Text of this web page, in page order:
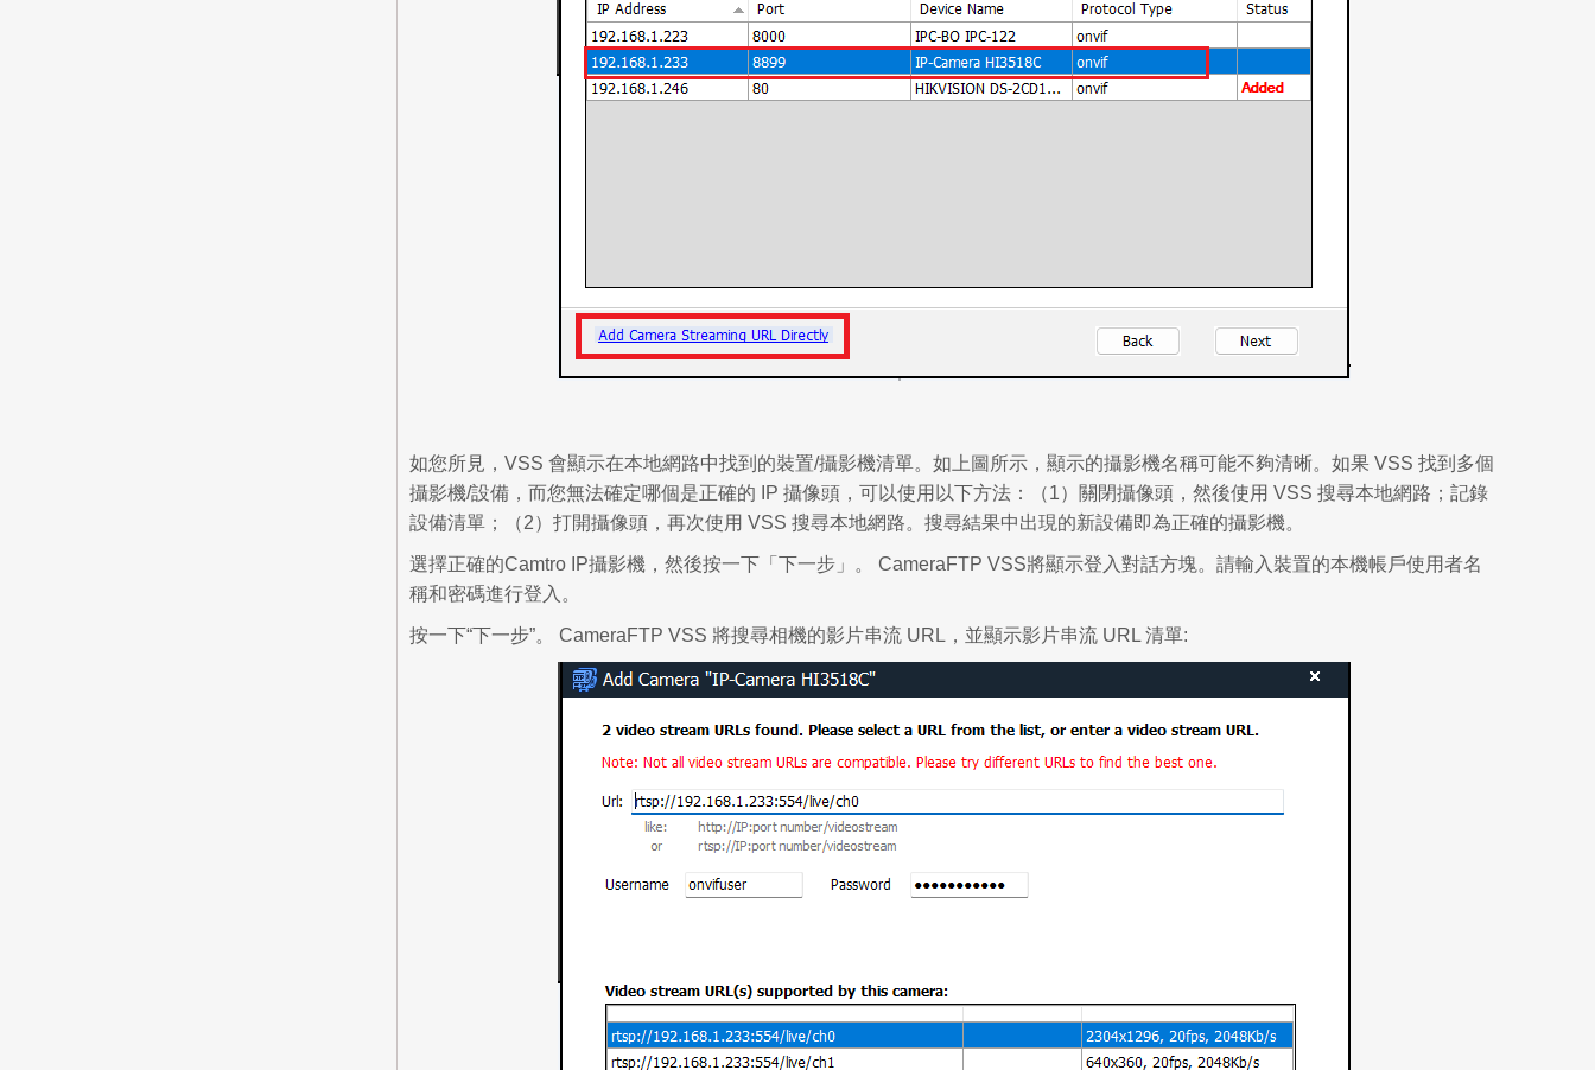
如您所見，VSS 會顯示在本地網路中找到的裝置/攝影機清單。如上圖所示，顯示的攝影機名稱可能不夠清晰。如果 VSS 找到多個
攝影機/設備，而您無法確定哪個是正確的 IP 攝像頭，可以使用以下方法：（1）關閉攝像頭，然後使用 VSS 搜尋本地網路；記錄
設備清單；（2）打開攝像頭，再次使用 VSS 搜尋本地網路。搜尋結果中出現的新設備即為正確的攝影機。
選擇正確的Camtro IP攝影機，然後按一下「下一步」。 CameraFTP VSS將顯示登入對話方塊。請輸入裝置的本機帳戶使用者名
稱和密碼進行登入。
按一下“下一步”。 CameraFTP VSS 將搜尋相機的影片串流 URL，並顯示影片串流 URL 清單: